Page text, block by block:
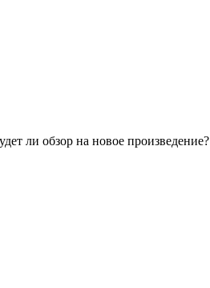
ли обзор на новое произведение?